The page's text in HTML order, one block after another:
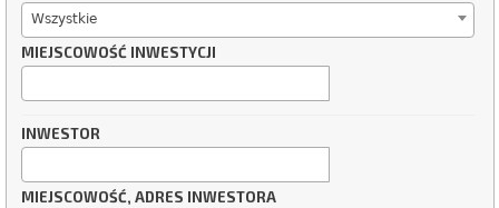
Wszystkie
MIEJSCOWOŚĆ INWESTYCJI
INWESTOR
MIEJSCOWOŚĆ, ADRES INWESTORA